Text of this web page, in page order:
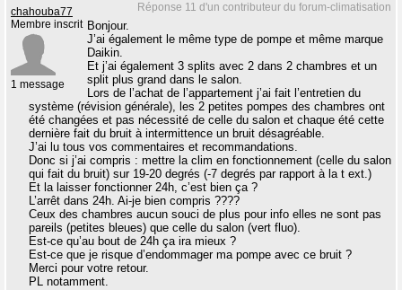
Réponse 11 d'un contributeur du forum-climatisation
chahouba77
Membre inscrit
1 message
Bonjour.
J’ai également le même type de pompe et même marque
Daikin.
Et j’ai également 3 splits avec 2 dans 2 chambres et un
split plus grand dans le salon.
Lors de l’achat de l’appartement j’ai fait l’entretien du
système (révision générale), les 2 petites pompes des chambres ont
été changées et pas nécessité de celle du salon et chaque été cette
dernière fait du bruit à intermittence un bruit désagréable.
J’ai lu tous vos commentaires et recommandations.
Donc si j’ai compris : mettre la clim en fonctionnement (celle du salon
qui fait du bruit) sur 19-20 degrés (-7 degrés par rapport à la t ext.)
Et la laisser fonctionner 24h, c’est bien ça ?
L’arrêt dans 24h. Ai-je bien compris ????
Ceux des chambres aucun souci de plus pour info elles ne sont pas
pareils (petites bleues) que celle du salon (vert fluo).
Est-ce qu’au bout de 24h ça ira mieux ?
Est-ce que je risque d’endommager ma pompe avec ce bruit ?
Merci pour votre retour.
PL notamment.